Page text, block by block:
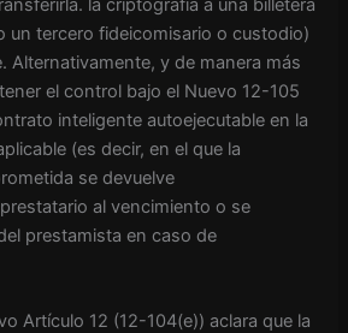
un tercero fideicomisario o custodio)
Alternativamente, y de manera más
el control bajo el Nuevo 12-105
inteligente autoejecutable en la
(es decir, en el que la
se devuelve
al vencimiento o se
prestamista en caso de
Artículo 12 (12-104(e)) aclara que la